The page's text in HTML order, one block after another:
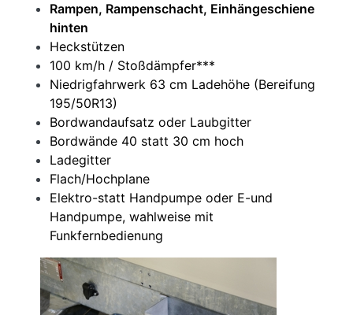
Rampen, Rampenschacht, Einhängeschiene
hinten
Heckstützen
100 km/h / Stoßdämpfer***
Niedrigfahrwerk 63 cm Ladehöhe (Bereifung
195/50R13)
Bordwandaufsatz oder Laubgitter
Bordwände 40 statt 30 cm hoch
Ladegitter
Flach/Hochplane
Elektro-statt Handpumpe oder E-und
Handpumpe, wahlweise mit
Funkfernbedienung